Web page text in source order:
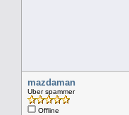
mazdaman
Uber spammer
Offline